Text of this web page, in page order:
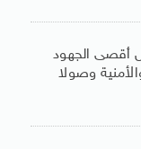
أقصى الجهود
وصولا